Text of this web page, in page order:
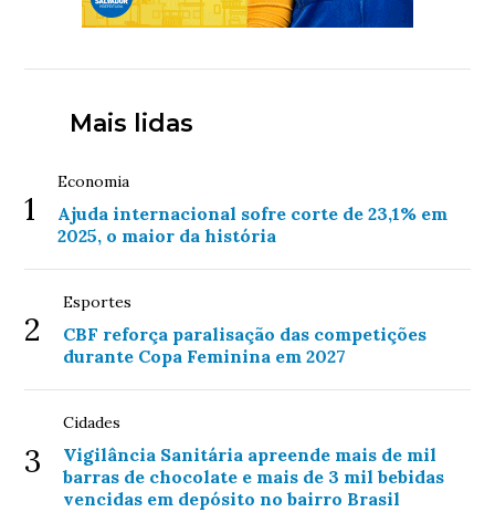
Mais lidas
1
Economia
Ajuda internacional sofre corte de 23,1% em
2025, o maior da história
2
Esportes
CBF reforça paralisação das competições
durante Copa Feminina em 2027
3
Cidades
Vigilância Sanitária apreende mais de mil
barras de chocolate e mais de 3 mil bebidas
vencidas em depósito no bairro Brasil